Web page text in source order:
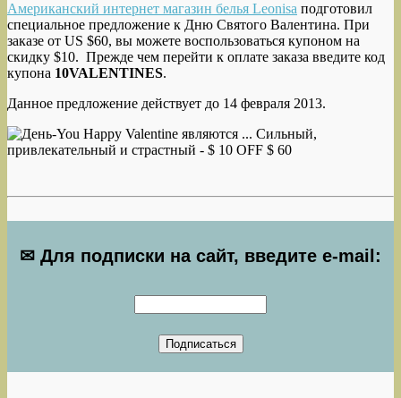
Американский интернет магазин белья Leonisa подготовил
специальное предложение к Дню Святого Валентина. При
заказе от US $60, вы можете воспользоваться купоном на
скидку $10. Прежде чем перейти к оплате заказа введите код
купона 10VALENTINES.
Данное предложение действует до 14 февраля 2013.
✉ Для подписки на сайт, введите e-mail: